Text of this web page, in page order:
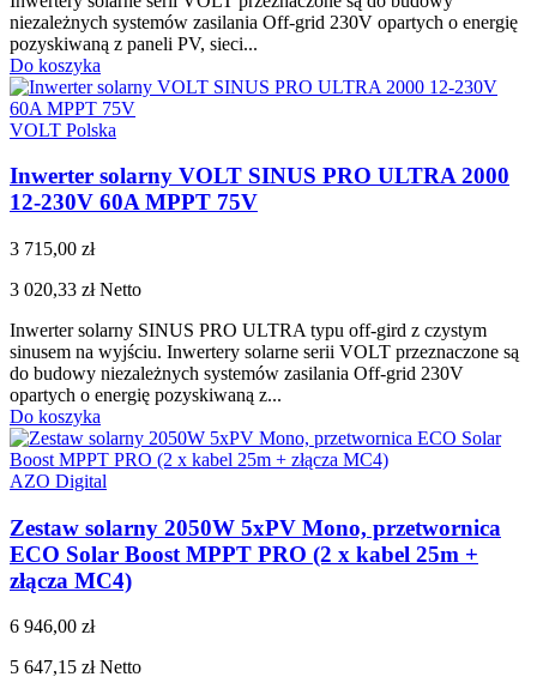
niezależnych systemów zasilania Off-grid 230V opartych o energię
pozyskiwaną z paneli PV, sieci...
Do koszyka
VOLT Polska
Inwerter solarny VOLT SINUS PRO ULTRA 2000
12-230V 60A MPPT 75V
3 715,00 zł
3 020,33 złNetto
Inwerter solarny SINUS PRO ULTRA typu off-gird z czystym
sinusem na wyjściu. Inwertery solarne serii VOLT przeznaczone są
do budowy niezależnych systemów zasilania Off-grid 230V
opartych o energię pozyskiwaną z...
Do koszyka
AZO Digital
Zestaw solarny 2050W 5xPV Mono, przetwornica
ECO Solar Boost MPPT PRO (2 x kabel 25m +
złącza MC4)
6 946,00 zł
5 647,15 złNetto